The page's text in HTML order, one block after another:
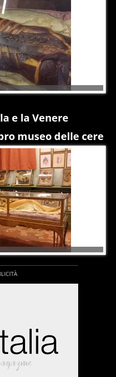
e la Venere
museo delle cere